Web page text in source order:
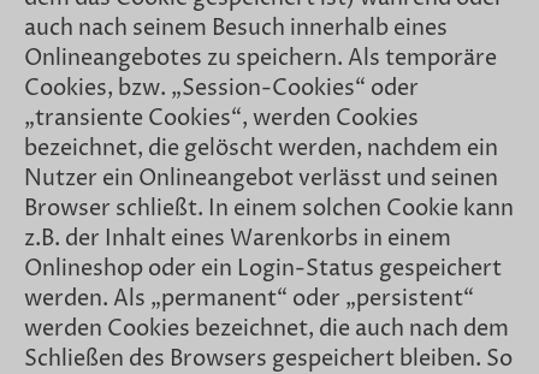
auch nach seinem Besuch innerhalb eines
Onlineangebotes zu speichern. Als temporäre
Cookies, bzw. „Session-Cookies“ oder
„transiente Cookies“, werden Cookies
bezeichnet, die gelöscht werden, nachdem ein
Nutzer ein Onlineangebot verlässt und seinen
Browser schließt. In einem solchen Cookie kann
z.B. der Inhalt eines Warenkorbs in einem
Onlineshop oder ein Login-Status gespeichert
werden. Als „permanent“ oder „persistent“
werden Cookies bezeichnet, die auch nach dem
Schließen des Browsers gespeichert bleiben. So